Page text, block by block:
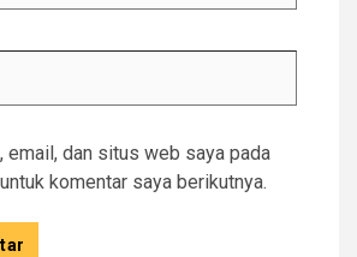
email, dan situs web saya pada
komentar saya berikutnya.